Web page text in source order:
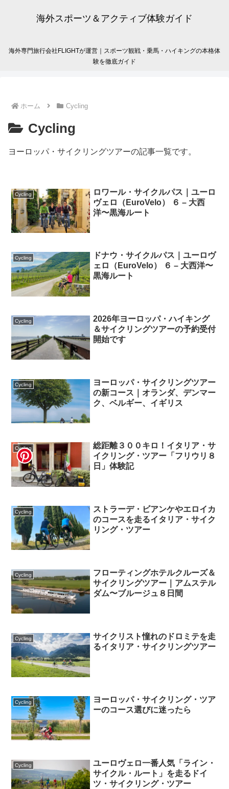
海外スポーツ＆アクティブ体験ガイド
海外専門旅行会社FLIGHTが運営｜スポーツ観戦・乗馬・ハイキングの本格体
験を徹底ガイド
ホーム Cycling
Cycling
ヨーロッパ・サイクリングツアーの記事一覧です。
Cycling
ロワール・サイクルパス｜ユーロ
ヴェロ（EuroVelo） ６ – 大西
洋〜黒海ルート
Cycling
ドナウ・サイクルパス｜ユーロヴ
ェロ（EuroVelo） ６ – 大西洋〜
黒海ルート
Cycling
2026年ヨーロッパ・ハイキング
＆サイクリングツアーの予約受付
開始です
Cycling
ヨーロッパ・サイクリングツアー
の新コース｜オランダ、デンマー
ク、ベルギー、イギリス
Cycling
総距離３００キロ！イタリア・サ
イクリング・ツアー「フリウリ８
日」体験記
Cycling
ストラーデ・ビアンケやエロイカ
のコースを走るイタリア・サイク
リング・ツアー
Cycling
フローティングホテルクルーズ＆
サイクリングツアー｜アムステル
ダム〜ブルージュ８日間
Cycling
サイクリスト憧れのドロミテを走
るイタリア・サイクリングツアー
Cycling
ヨーロッパ・サイクリング・ツア
ーのコース選びに迷ったら
Cycling
ユーロヴェロ一番人気「ライン・
サイクル・ルート」を走るドイ
ツ・サイクリング・ツアー